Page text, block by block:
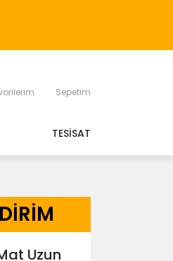
Sepetim
TESİSAT
Uzun